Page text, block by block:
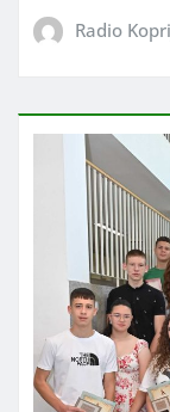
Radio